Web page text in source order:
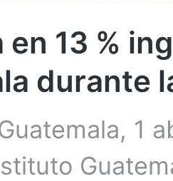
13 %
durante
1